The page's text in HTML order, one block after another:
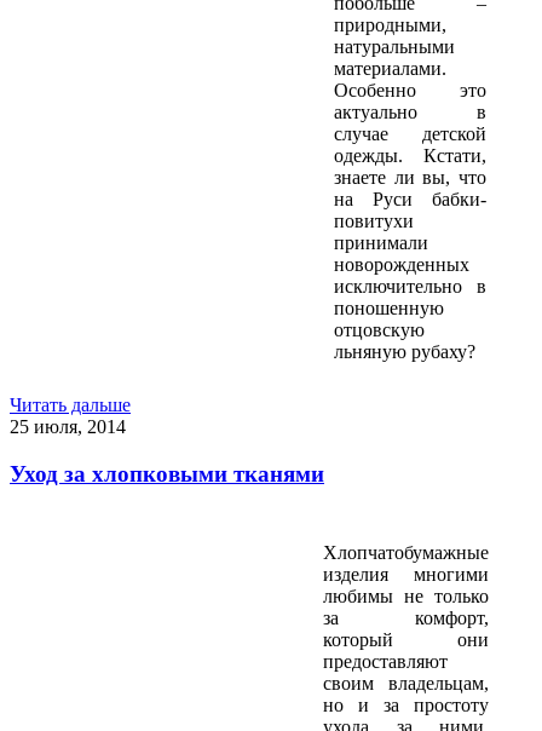
природными,
натуральными
материалами.
Особенно это
актуально в
случае детской
одежды. Кстати,
знаете ли вы, что
на Руси бабки-
повитухи
принимали
новорожденных
исключительно в
поношенную
отцовскую
льняную рубаху?
Читать дальше
25 июля, 2014
Уход за хлопковыми тканями
Хлопчатобумажные
изделия многими
любимы не только
за комфорт,
который они
предоставляют
своим владельцам,
но и за простоту
ухода за ними.